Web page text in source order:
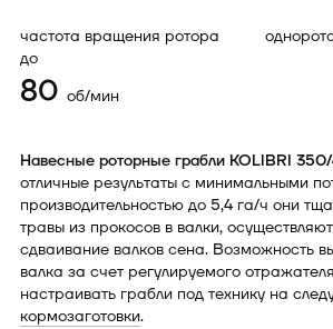
частота вращения ротора
до
80 об/мин
Навесные роторные грабли KOLIBRI 350/
отличные результаты с минимальными
производительностью до 5,4 га/ч они
травы из прокосов в валки,
сдваивание валков сена. Возможность
валка за счет регулируемого
настраивать грабли под технику на
кормозаготовки.